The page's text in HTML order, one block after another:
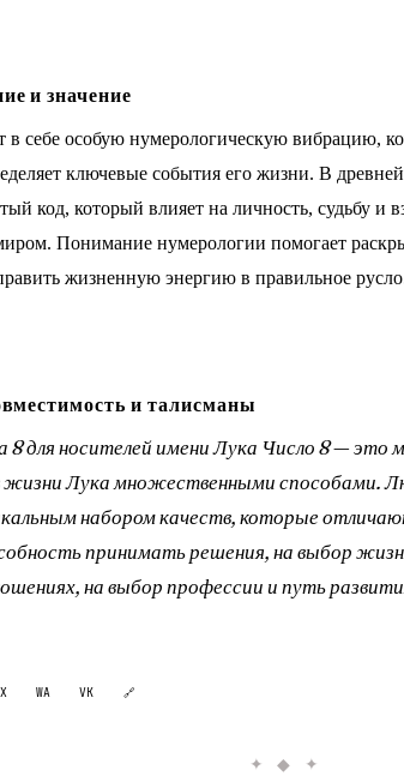
и значение
в себе особую нумерологическую вибрацию,
ключевые события его жизни. В
код, который влияет на личность, судьбу и
Понимание нумерологии помогает
жизненную энергию в правильное
и талисманы
8 для носителей имени Лука Число 8 — это
жизни Лука множественными способами.
набором качеств, которые
принимать решения, на выбор
на выбор профессии и путь
WA VK 🔗
✦ ◆ ✦